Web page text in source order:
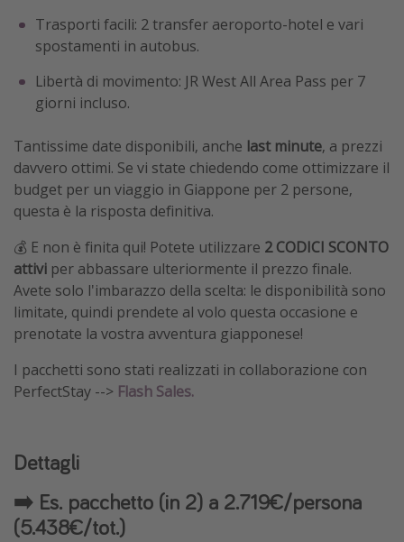
Trasporti facili: 2 transfer aeroporto-hotel e vari
spostamenti in autobus.
Libertà di movimento: JR West All Area Pass per 7
giorni incluso.
Tantissime date disponibili, anche last minute, a prezzi
davvero ottimi. Se vi state chiedendo come ottimizzare il
budget per un viaggio in Giappone per 2 persone,
questa è la risposta definitiva.
💰 E non è finita qui! Potete utilizzare 2 CODICI SCONTO
attivi per abbassare ulteriormente il prezzo finale.
Avete solo l'imbarazzo della scelta: le disponibilità sono
limitate, quindi prendete al volo questa occasione e
prenotate la vostra avventura giapponese!
I pacchetti sono stati realizzati in collaborazione con
PerfectStay --> Flash Sales.
Dettagli
➡️ Es. pacchetto (in 2) a 2.719€/persona
(5.438€/tot.)